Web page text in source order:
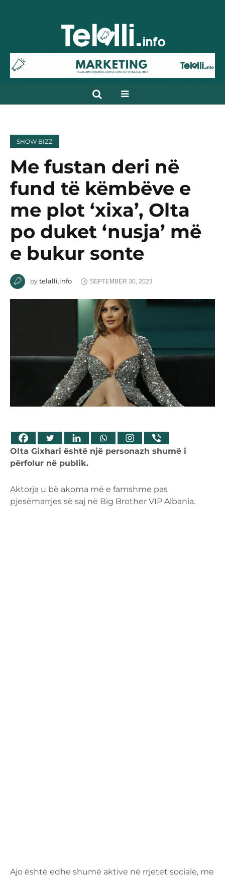
SHOW BIZZ
Me fustan deri në
fund të këmbëve e
me plot ‘xixa’, Olta
po duket ‘nusja’ më
e bukur sonte
by telalli.info SEPTEMBER 30, 2023
Olta Gixhari është një personazh shumë i
përfolur në publik.
Aktorja u bë akoma më e famshme pas
pjesëmarrjes së saj në Big Brother VIP Albania.
Ajo është edhe shumë aktive në rrjetet sociale, me